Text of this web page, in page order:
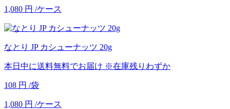
1,080 円 /ケース
なとり JP カシューナッツ 20g
本日中に送料無料でお届け ※在庫残りわずか
108 円 /袋
1,080 円 /ケース